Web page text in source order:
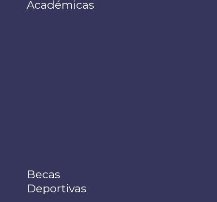
Académicas
Becas
Deportivas